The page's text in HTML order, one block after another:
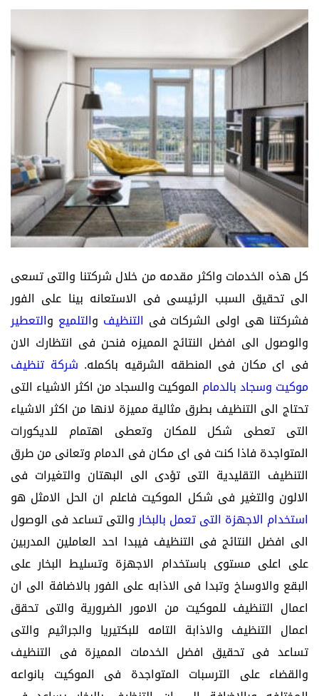
كل هذه الخدمات واكثر مقدمه من خلال شركتنا والتى تسعى
الى تحقيق السبب الرئيسى فى الاستعانه بينا على الفور
فشركتنا هى اولى الشركات فى التنظيف والتلميع والتعطير
والوصول الى افضل النتائج المميزه فنحن فى انتظارك الان
فى اى مكان فى المنطقه الشرقيه باكمله. شركة تنظيف
موكيت وسجاد بالدمام الموكيت والسجاد من اكثر الاشياء التى
تحتاج الى التنظيف بطرق مثالية مميزة لانها من اكثر الاشياء
التى تعطى شكل للمكان وتعطى اهتمام للديكورات
المتواجدة فاذا كنت فى اى مكان فى الدمام وتعانى من طرق
التنظيف التقليدية التى تؤدى الى البهتان والتغيرات فى
الالون والتغير فى شكل الموكيت فاعلم ان الحل الامثل هو
استخدام الاجهزة التى تعمل بالبخاروالتى تساعد فى الوصول
الى افضل النتائج فى التنظيف فيبدا احد العاملين المدربين
على اعلى مستوى باستخدام الاجهزة وتسليط البخار على
البقع والاوساخ وتبدا فى الاذابه على الفور بالاضافة الى ان
اعمال التنظيف للموكيت من الامور الضرورية والتى تحقق
اعمال التنظيف والاذابة التامه للبكتيريا والجراثيم والتى
تساعد فى تحقيق افضل الخدمات المميزة فى التنظيف
والقضاء على الترسبات المتواجدة فى الموكيت بانواعه